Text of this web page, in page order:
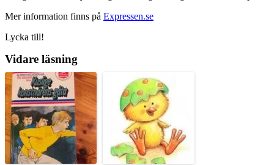
Mer information finns på Expressen.se
Lycka till!
Vidare läsning